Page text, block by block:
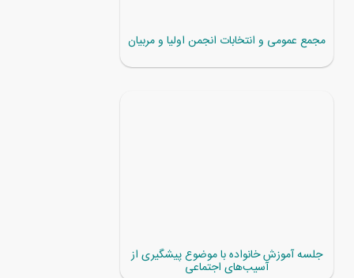
مجمع عمومی و انتخابات انجمن اولیا و مربیان
جلسه آموزش خانواده با موضوع پیشگیری از
آسیب‌های اجتماعی